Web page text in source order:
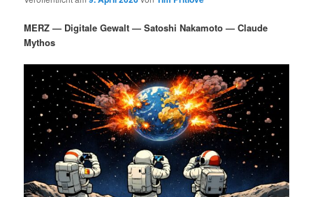
m
r
n
I
u
d
r
e
n
a
MERZ — Digitale Gewalt — Satoshi Nakamoto — Claude
Mythos